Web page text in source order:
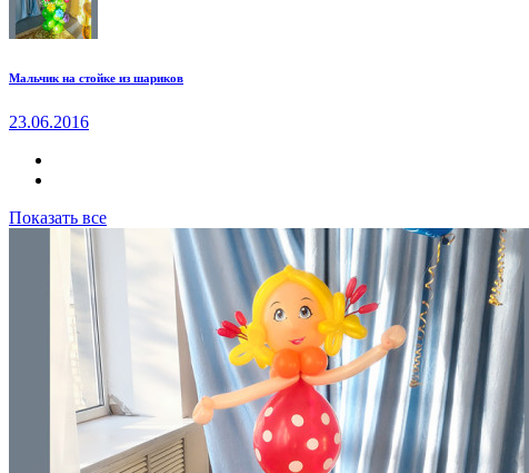
Мальчик на стойке из шариков
23.06.2016
Показать все